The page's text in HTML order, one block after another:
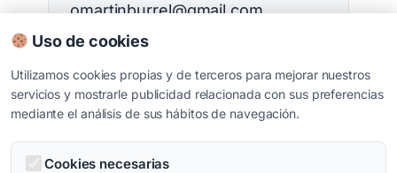
omartinburrel@gmail.com
Uso de cookies
Utilizamos cookies propias y de terceros para mejorar nuestros
servicios y mostrarle publicidad relacionada con sus preferencias
mediante el análisis de sus hábitos de navegación.
Cookies necesarias